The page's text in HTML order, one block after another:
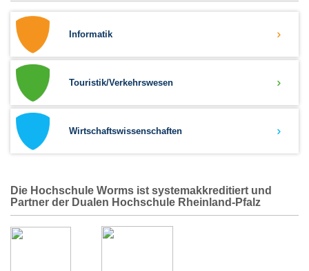
Informatik
Touristik/Verkehrswesen
Wirtschaftswissenschaften
Die Hochschule Worms ist systemakkreditiert und
Partner der Dualen Hochschule Rheinland-Pfalz